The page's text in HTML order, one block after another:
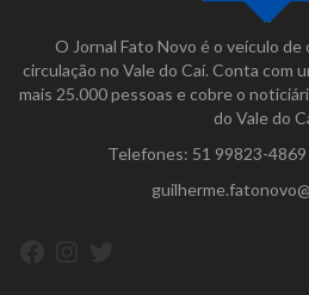
O Jornal Fato Novo é o veículo de
circulação no Vale do Caí. Conta com
mais 25.000 pessoas e cobre o
do Vale do
Telefones: 51 99823-4869